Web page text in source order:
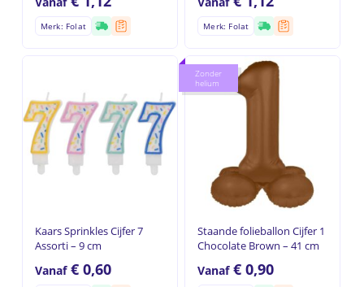
Merk: Folat Merk: Folat
Kaars Sprinkles Cijfer 7
Assorti – 9 cm
Vanaf€ 0,60
Zonder
helium
Staande folieballon Cijfer 1
Chocolate Brown – 41 cm
Vanaf€0,90